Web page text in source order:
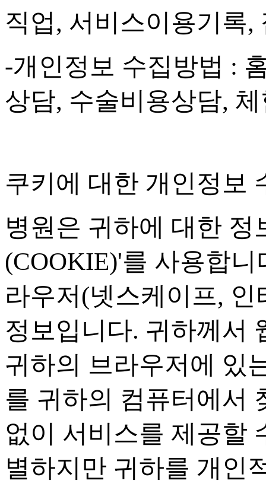
직업, 서비스이용기록,
-개인정보 수집방법 :
상담, 수술비용상담,
쿠키에 대한 개인정보
병원은 귀하에 대한
(COOKIE)'를 사용합니
라우저(넷스케이프, 인
정보입니다. 귀하께서
귀하의 브라우저에 있
를 귀하의 컴퓨터에서
없이 서비스를 제공할
별하지만 귀하를 개인